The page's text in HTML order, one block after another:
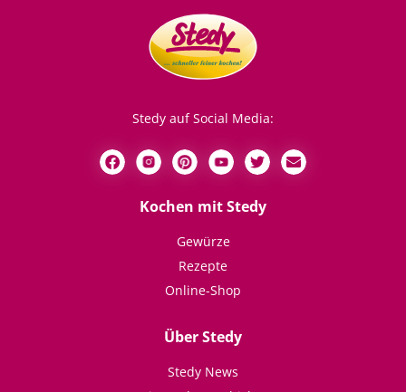
Stedy auf Social Media:
Kochen mit Stedy
Gewürze
Rezepte
Online-Shop
Über Stedy
Stedy News